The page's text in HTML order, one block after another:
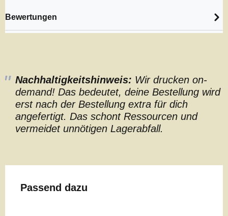
Bewertungen
Nachhaltigkeitshinweis: Wir drucken on-
demand! Das bedeutet, deine Bestellung wird
erst nach der Bestellung extra für dich
angefertigt. Das schont Ressourcen und
vermeidet unnötigen Lagerabfall.
Produktgalerie überspringen
Passend dazu